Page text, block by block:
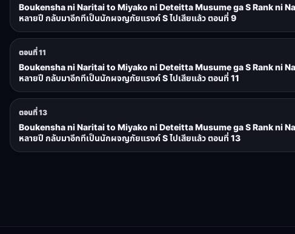
Boukensha ni Naritai to Miyako ni Deteitta Musume ga S Rank ni
หลายปี กลับมาอีกทีเป็นนักผจญภัยแรงค์ S ไปเสียแล้ว ตอนที่ 9
ตอนที่ 11
Boukensha ni Naritai to Miyako ni Deteitta Musume ga S Rank ni
หลายปี กลับมาอีกทีเป็นนักผจญภัยแรงค์ S ไปเสียแล้ว ตอนที่ 11
ตอนที่ 13
Boukensha ni Naritai to Miyako ni Deteitta Musume ga S Rank ni
หลายปี กลับมาอีกทีเป็นนักผจญภัยแรงค์ S ไปเสียแล้ว ตอนที่ 13